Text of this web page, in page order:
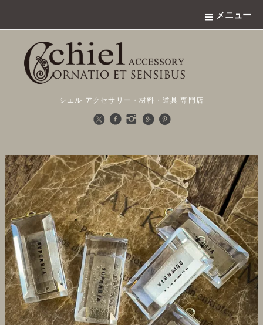
メニュー
シエル アクセサリー・材料・道具 専門店